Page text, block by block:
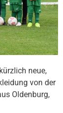
neue,
von der
Oldenburg,